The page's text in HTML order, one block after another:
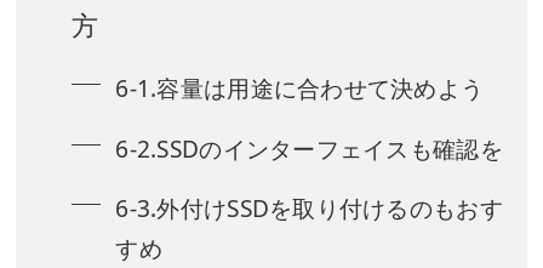
方
6-1.容量は用途に合わせて決めよう
6-2.SSDのインターフェイスも確認を
6-3.外付けSSDを取り付けるのもおす
すめ